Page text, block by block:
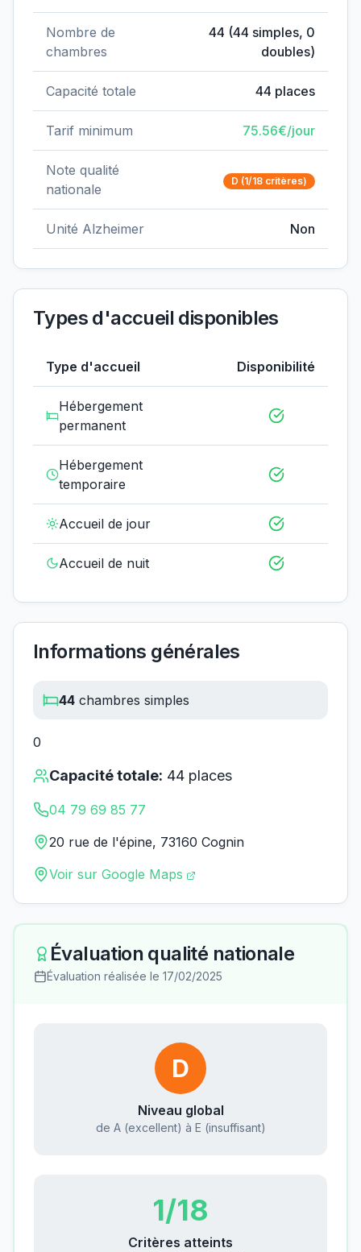
Nombre de
chambres
44 (44 simples, 0
doubles)
Capacité totale 44 places
Tarif minimum 75.56€/jour
Note qualité
nationale
D (1/18 critères)
Unité Alzheimer Non
Types d'accueil disponibles
Type d'accueil Disponibilité
Hébergement
permanent
Hébergement
temporaire
Accueil de jour
Accueil de nuit
Informations générales
44 chambres simples
0
Capacité totale: 44 places
04 79 69 85 77
20 rue de l'épine, 73160 Cognin
Voir sur Google Maps
Évaluation qualité nationale
Évaluation réalisée le 17/02/2025
D
Niveau global
de A (excellent) à E (insuffisant)
1/18
Critères atteints